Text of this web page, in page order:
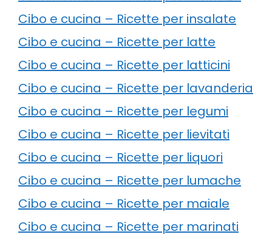
Cibo e cucina – Ricette per insalate
Cibo e cucina – Ricette per latte
Cibo e cucina – Ricette per latticini
Cibo e cucina – Ricette per lavanderia
Cibo e cucina – Ricette per legumi
Cibo e cucina – Ricette per lievitati
Cibo e cucina – Ricette per liquori
Cibo e cucina – Ricette per lumache
Cibo e cucina – Ricette per maiale
Cibo e cucina – Ricette per marinati